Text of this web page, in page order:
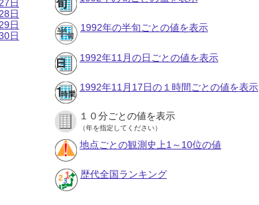
27日
28日
29日
日
1992年の半旬ごとの値を表示
1992年11月の日ごとの値を表示
1992年11月17日の１時間ごとの値を表示
１０分ごとの値を表示
（年を指定してください）
地点ごとの観測史上1～10位の値
歴代全国ランキング